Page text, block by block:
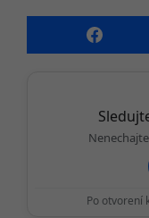
n
Po otvorení